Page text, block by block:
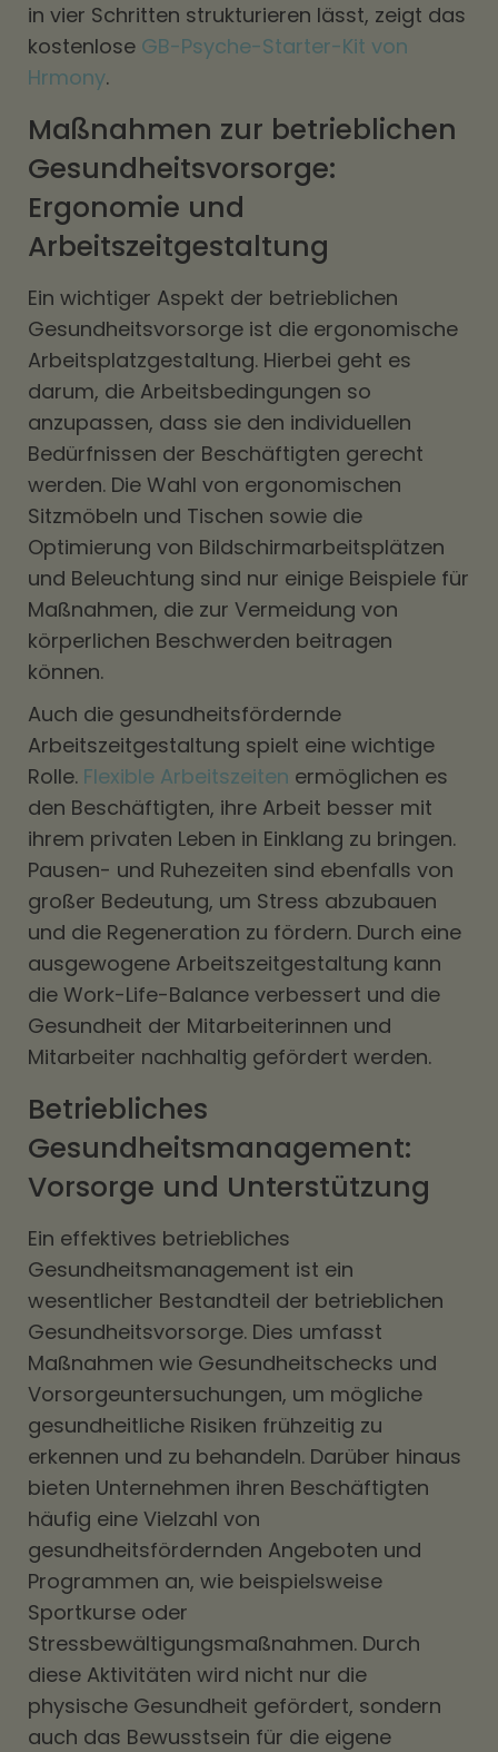
in vier Schritten strukturieren lässt, zeigt das
kostenlose GB-Psyche-Starter-Kit von
Hrmony.
Maßnahmen zur betrieblichen
Gesundheitsvorsorge:
Ergonomie und
Arbeitszeitgestaltung
Ein wichtiger Aspekt der betrieblichen
Gesundheitsvorsorge ist die ergonomische
Arbeitsplatzgestaltung. Hierbei geht es
darum, die Arbeitsbedingungen so
anzupassen, dass sie den individuellen
Bedürfnissen der Beschäftigten gerecht
werden. Die Wahl von ergonomischen
Sitzmöbeln und Tischen sowie die
Optimierung von Bildschirmarbeitsplätzen
und Beleuchtung sind nur einige Beispiele für
Maßnahmen, die zur Vermeidung von
körperlichen Beschwerden beitragen
können.
Auch die gesundheitsfördernde
Arbeitszeitgestaltung spielt eine wichtige
Rolle. Flexible Arbeitszeiten ermöglichen es
den Beschäftigten, ihre Arbeit besser mit
ihrem privaten Leben in Einklang zu bringen.
Pausen- und Ruhezeiten sind ebenfalls von
großer Bedeutung, um Stress abzubauen
und die Regeneration zu fördern. Durch eine
ausgewogene Arbeitszeitgestaltung kann
die Work-Life-Balance verbessert und die
Gesundheit der Mitarbeiterinnen und
Mitarbeiter nachhaltig gefördert werden.
Betriebliches
Gesundheitsmanagement:
Vorsorge und Unterstützung
Ein effektives betriebliches
Gesundheitsmanagement ist ein
wesentlicher Bestandteil der betrieblichen
Gesundheitsvorsorge. Dies umfasst
Maßnahmen wie Gesundheitschecks und
Vorsorgeuntersuchungen, um mögliche
gesundheitliche Risiken frühzeitig zu
erkennen und zu behandeln. Darüber hinaus
bieten Unternehmen ihren Beschäftigten
häufig eine Vielzahl von
gesundheitsfördernden Angeboten und
Programmen an, wie beispielsweise
Sportkurse oder
Stressbewältigungsmaßnahmen. Durch
diese Aktivitäten wird nicht nur die
physische Gesundheit gefördert, sondern
auch das Bewusstsein für die eigene